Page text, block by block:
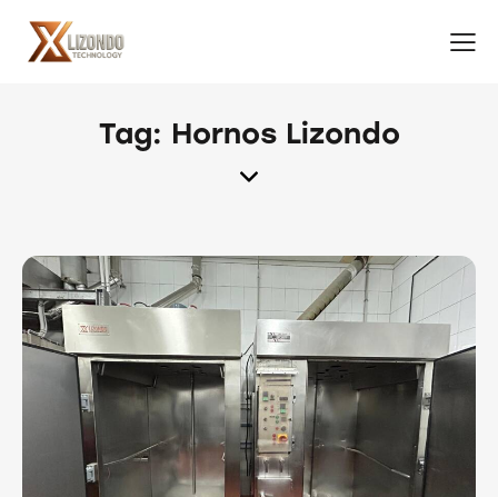
Tag: Hornos Lizondo